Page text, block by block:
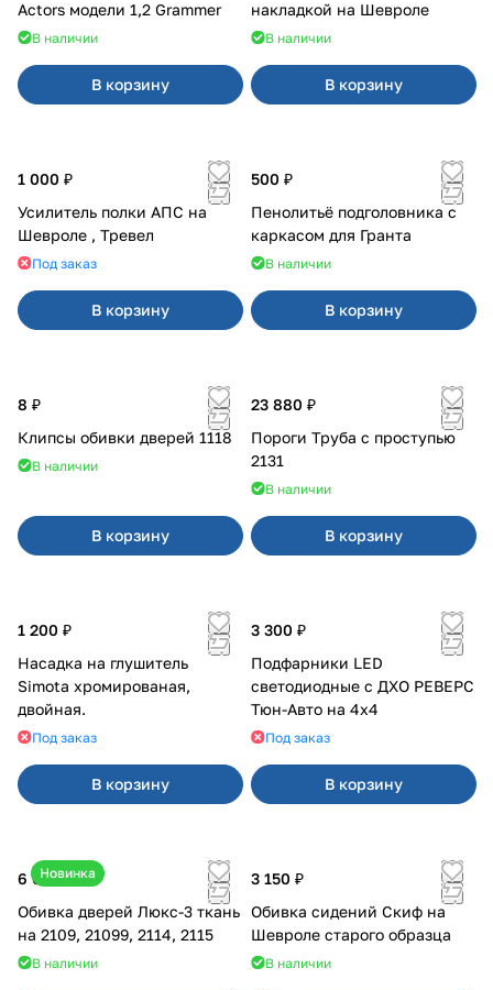
Actors модели 1,2 Grammer
В наличии
В корзину
накладкой на Шевроле
В наличии
В корзину
1 000 ₽
Усилитель полки АПС на
Шевроле , Тревел
Под заказ
В корзину
500 ₽
Пенолитьё подголовника с
каркасом для Гранта
В наличии
В корзину
8 ₽
Клипсы обивки дверей 1118
В наличии
В корзину
23 880 ₽
Пороги Труба с проступью
2131
В наличии
В корзину
1 200 ₽
Насадка на глушитель
Simota хромированая,
двойная.
Под заказ
В корзину
3 300 ₽
Подфарники LED
светодиодные с ДХО РЕВЕРС
Тюн-Авто на 4x4
Под заказ
В корзину
Новинка
6 000 ₽
Обивка дверей Люкс-3 ткань
на 2109, 21099, 2114, 2115
В наличии
3 150 ₽
Обивка сидений Скиф на
Шевроле старого образца
В наличии